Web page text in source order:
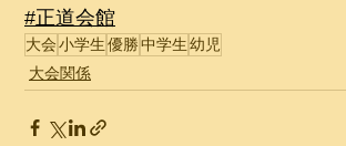
#正道会館
大会小学生優勝中学生幼児
大会関係